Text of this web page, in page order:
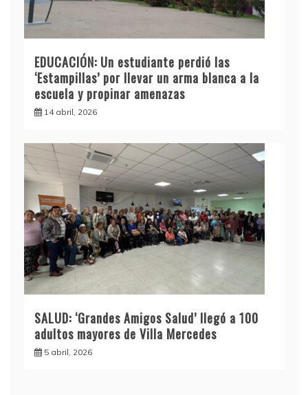
EDUCACIÓN: Un estudiante perdió las
‘Estampillas’ por llevar un arma blanca a la
escuela y propinar amenazas
14 abril, 2026
SALUD: ‘Grandes Amigos Salud’ llegó a 100
adultos mayores de Villa Mercedes
5 abril, 2026